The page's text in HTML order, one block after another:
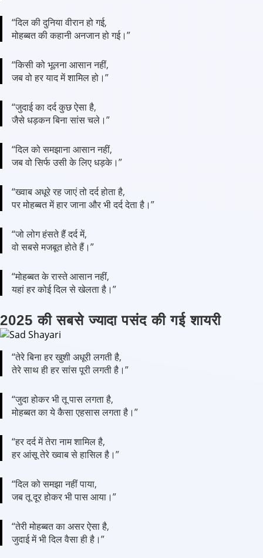
“दिल की दुनिया वीरान हो गई,
मोहब्बत की कहानी अनजान हो गई।”
“किसी को भूलना आसान नहीं,
जब वो हर याद में शामिल हो।”
“जुदाई का दर्द कुछ ऐसा है,
जैसे धड़कन बिना सांस चले।”
“दिल को समझाना आसान नहीं,
जब वो सिर्फ उसी के लिए धड़के।”
“ख्वाब अधूरे रह जाएं तो दर्द होता है,
पर मोहब्बत में हार जाना और भी दर्द देता है।”
“जो लोग हंसते हैं दर्द में,
वो सबसे मजबूत होते हैं।”
“मोहब्बत के रास्ते आसान नहीं,
यहां हर कोई दिल से खेलता है।”
2025 की सबसे ज्यादा पसंद की गई शायरी
“तेरे बिना हर खुशी अधूरी लगती है,
तेरे साथ ही हर सांस पूरी लगती है।”
“जुदा होकर भी तू पास लगता है,
मोहब्बत का ये कैसा एहसास लगता है।”
“हर दर्द में तेरा नाम शामिल है,
हर आंसू तेरे ख्वाब से हासिल है।”
“दिल को समझा नहीं पाया,
जब तू दूर होकर भी पास आया।”
“तेरी मोहब्बत का असर ऐसा है,
जुदाई में भी दिल वैसा ही है।”